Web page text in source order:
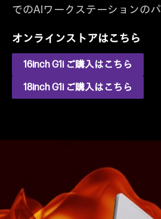
でのAIワークステーションの
オンラインストアはこちら
16inch G1i ご購入はこちら
18inch G1i ご購入はこちら